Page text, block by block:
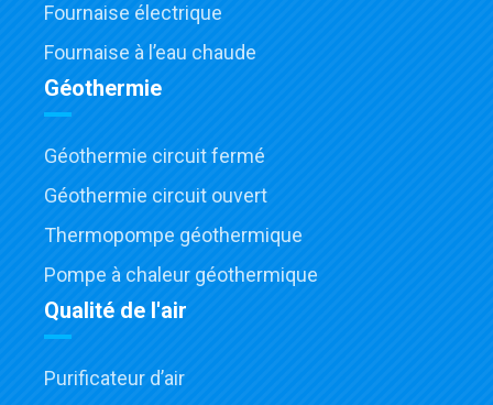
Fournaise électrique
Fournaise à l’eau chaude
Géothermie
Géothermie circuit fermé
Géothermie circuit ouvert
Thermopompe géothermique
Pompe à chaleur géothermique
Qualité de l'air
Purificateur d’air